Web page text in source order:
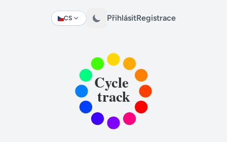
CS
Change language PřihlásitRegistrace